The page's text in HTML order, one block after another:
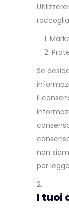
Se
il
non
per
I tuoi